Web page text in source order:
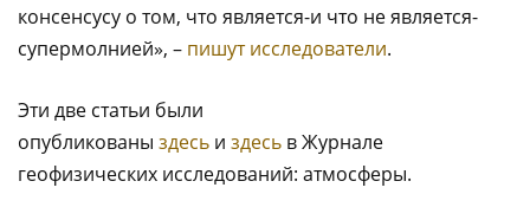
консенсусу о том, что является-и что не является-
супермолнией», – пишут исследователи.
Эти две статьи были
опубликованы здесь и здесь в Журнале
геофизических исследований: атмосферы.